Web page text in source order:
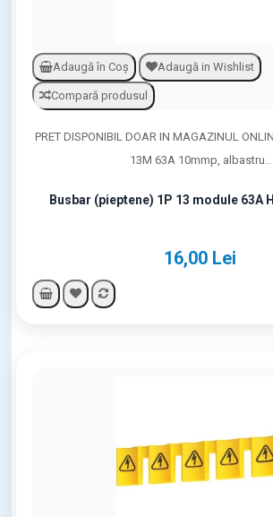
Adaugă în Coş Adaugă in Wishlist
Compară produsul
Busbar (pieptene) 1P 13 module 63A
16,00 Lei
PRET DISPONIBIL DOAR IN MAGAZINUL
13M 63A 10mmp, albastru..